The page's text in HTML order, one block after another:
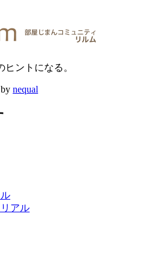
ントになる。
nequal
アル